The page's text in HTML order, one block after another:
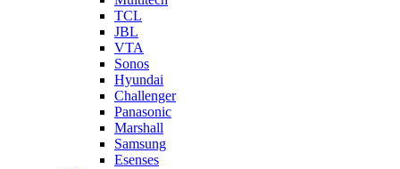
TCL
JBL
VTA
Sonos
Hyundai
Challenger
Panasonic
Marshall
Samsung
Esenses